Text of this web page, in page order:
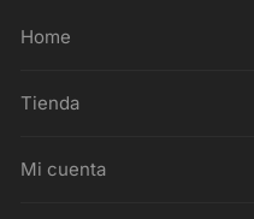
Home
Tienda
Mi cuenta